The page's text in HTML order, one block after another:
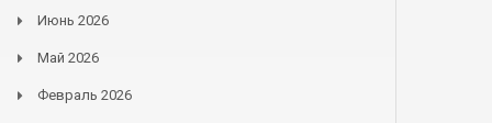
Июнь 2026
Май 2026
Февраль 2026